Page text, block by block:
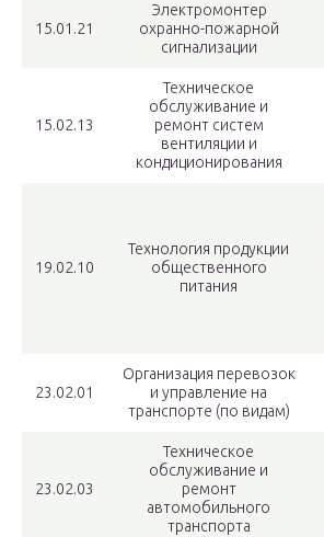
15.01.21
Электромонтер
охранно-пожарной
сигнализации
15.02.13
Техническое
обслуживание и
ремонт систем
вентиляции и
кондиционирования
19.02.10
Технология продукции
общественного
питания
23.02.01
Организация перевозок
и управление на
транспорте (по видам)
23.02.03
Техническое
обслуживание и
ремонт
автомобильного
транспорта